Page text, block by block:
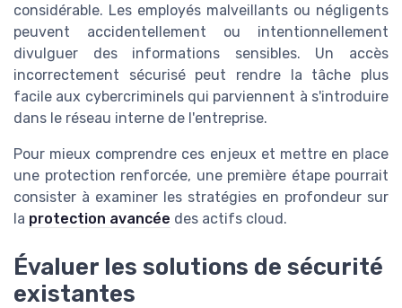
considérable. Les employés malveillants ou négligents
peuvent accidentellement ou intentionnellement
divulguer des informations sensibles. Un accès
incorrectement sécurisé peut rendre la tâche plus
facile aux cybercriminels qui parviennent à s'introduire
dans le réseau interne de l'entreprise.
Pour mieux comprendre ces enjeux et mettre en place
une protection renforcée, une première étape pourrait
consister à examiner les stratégies en profondeur sur
la protection avancée des actifs cloud.
Évaluer les solutions de sécurité
existantes